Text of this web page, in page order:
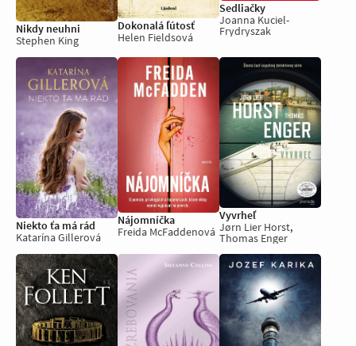
Nikdy neuhni
Stephen King
Dokonalá ľútosť
Helen Fieldsová
Sedliačky
Joanna Kuciel-
Frydryszak
Niekto ťa má rád
Katarína Gillerová
Nájomníčka
Freida McFaddenová
Vyvrheľ
Jørn Lier Horst,
Thomas Enger